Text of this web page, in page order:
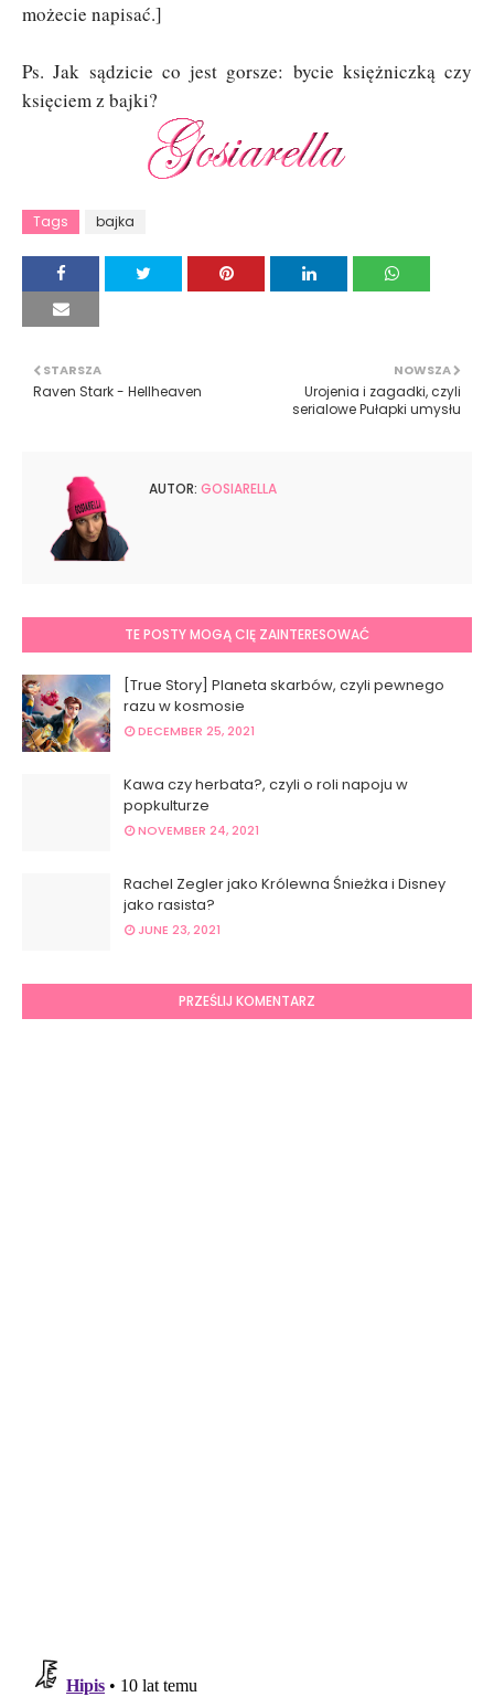
możecie napisać.]
Ps. Jak sądzicie co jest gorsze: bycie księżniczką czy
księciem z bajki?
Tags bajka
NOWSZA
Urojenia i zagadki, czyli
serialowe Pułapki umysłu
STARSZA
Raven Stark - Hellheaven
AUTOR: GOSIARELLA
TE POSTY MOGĄ CIĘ ZAINTERESOWAĆ
[True Story] Planeta skarbów, czyli pewnego
razu w kosmosie
DECEMBER 25, 2021
Kawa czy herbata?, czyli o roli napoju w
popkulturze
NOVEMBER 24, 2021
Rachel Zegler jako Królewna Śnieżka i Disney
jako rasista?
JUNE 23, 2021
PRZEŚLIJ KOMENTARZ